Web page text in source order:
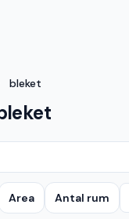
bleket
Area Antal rum